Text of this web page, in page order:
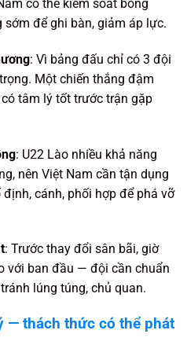
có thể kiểm soát bóng
sớm để ghi bàn, giảm áp lực.
: Vì bảng đấu chỉ có 3 đội
Một chiến thắng đậm
tâm lý tốt trước trận gặp
: U22 Lào nhiều khả năng
nên Việt Nam cần tận dụng
cánh, phối hợp để phá vỡ
: Trước thay đổi sân bãi, giờ
với ban đầu — đội cần chuẩn
lúng túng, chủ quan.
— thách thức có thể phát